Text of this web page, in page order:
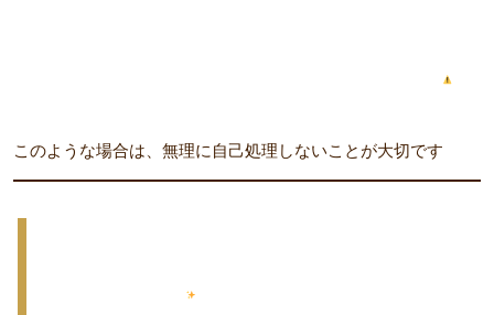
このような場合は、無理に自己処理しないことが大切です